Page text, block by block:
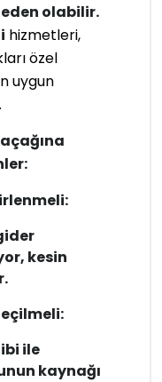
olabilir.
hizmetleri,
özel
uygun
kesin
ile
kaynağı